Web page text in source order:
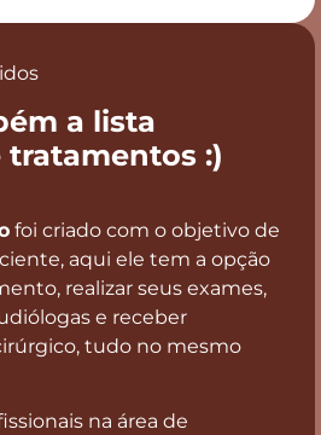
a lista
:)
foi criado com o objetivo de
aqui ele tem a opção
realizar seus exames,
e receber
tudo no mesmo
na área de